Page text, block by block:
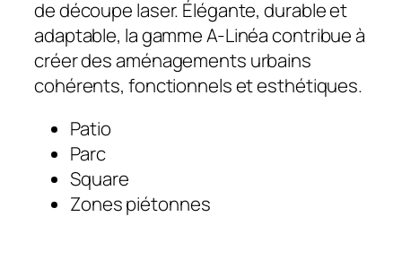
de découpe laser. Élégante, durable et
adaptable, la gamme A-Linéa contribue à
créer des aménagements urbains
cohérents, fonctionnels et esthétiques.
Patio
Parc
Square
Zones piétonnes